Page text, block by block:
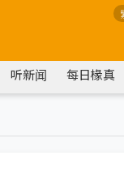
听新闻 每日椽真